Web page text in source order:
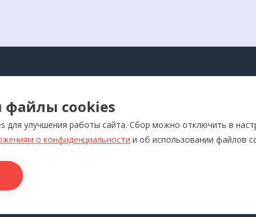
для самоконтроля
аппараты
медназначения
Слуховые аппараты
звука
cookies
для улучшения работы сайта. Сбор можно отключить в
о конфиденциальности и об использовании файлов